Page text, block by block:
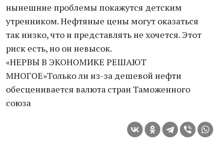
нынешние проблемы покажутся детским
утренником. Нефтяные цены могут оказаться
так низко, что и представлять не хочется. Этот
риск есть, но он невысок.
«НЕРВЫ В ЭКОНОМИКЕ РЕШАЮТ
МНОГОЕ»Только ли из-за дешевой нефти
обесценивается валюта стран Таможенного
союза